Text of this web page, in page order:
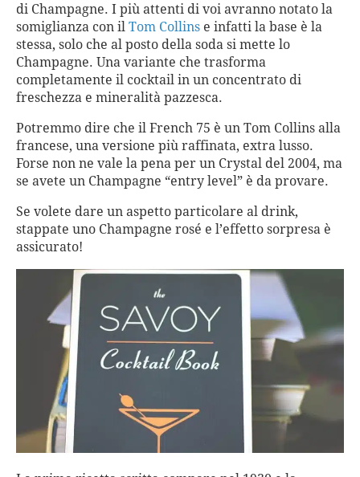
di Champagne. I più attenti di voi avranno notato la
somiglianza con il Tom Collins e infatti la base è la
stessa, solo che al posto della soda si mette lo
Champagne. Una variante che trasforma
completamente il cocktail in un concentrato di
freschezza e mineralità pazzesca.
Potremmo dire che il French 75 è un Tom Collins alla
francese, una versione più raffinata, extra lusso.
Forse non ne vale la pena per un Crystal del 2004, ma
se avete un Champagne “entry level” è da provare.
Se volete dare un aspetto particolare al drink,
stappate uno Champagne rosé e l’effetto sorpresa è
assicurato!